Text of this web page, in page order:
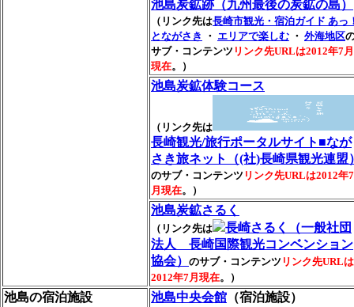
池島炭鉱跡（九州最後の炭鉱の島）
（リンク先は長崎市観光・宿泊ガイド あっ
とながさき
・ エリアで楽しむ ・ 外海地区
サブ・コンテンツ リンク先URLは2012年7月
現在。）
池島炭鉱体験コース
（リンク先は
長崎観光/旅行ポータルサイト■なが
さき旅ネット（(社)長崎県観光連盟
のサブ・コンテンツ リンク先URLは2012年7
月現在。）
池島炭鉱さるく
（リンク先は
長崎さるく（一般社団
法人 長崎国際観光コンベンション
協会） のサブ・コンテンツ リンク先URLは
2012年7月現在。）
池島の宿泊施設 池島中央会館 （宿泊施設）